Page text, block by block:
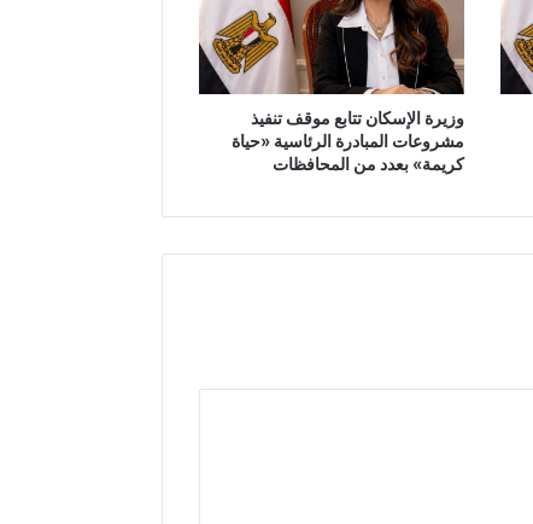
وزيرة الإسكان تتابع موقف تنفيذ
مشروعات المبادرة الرئاسية «حياة
كريمة» بعدد من المحافظات